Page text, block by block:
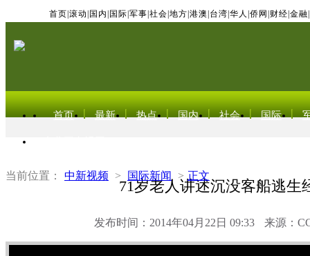
首页 滚动 国内 国际 军事 社会 地方 港澳 台湾 华人 侨网 财经 金融
首页 最新 热点 国内 社会 国际
当前位置： 中新视频 > 国际新闻 > 正文
71岁老人讲述沉没客船逃生
发布时间：2014年04月22日 09:33 来源：